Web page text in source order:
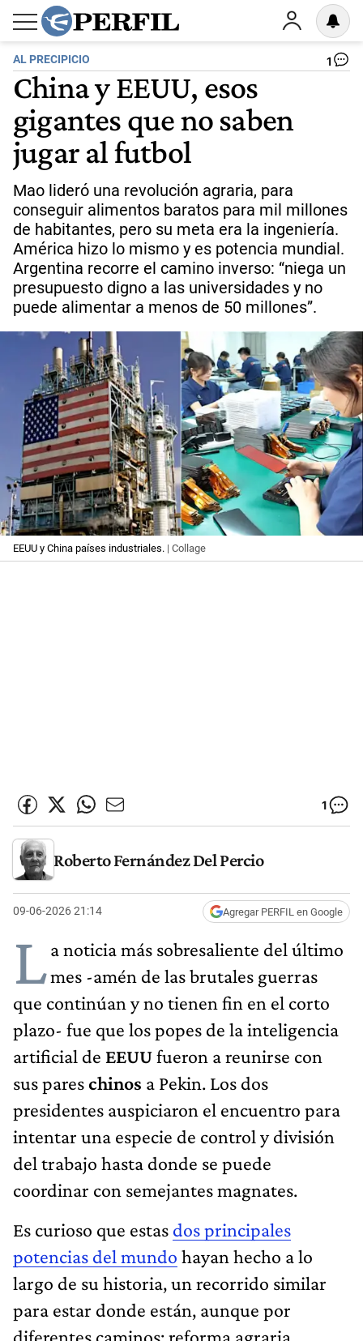
AL PRECIPICIO 1
China y EEUU, esos
gigantes que no saben
jugar al futbol
Mao lideró una revolución agraria, para
conseguir alimentos baratos para mil millones
de habitantes, pero su meta era la ingeniería.
América hizo lo mismo y es potencia mundial.
Argentina recorre el camino inverso: “niega un
presupuesto digno a las universidades y no
puede alimentar a menos de 50 millones”.
EEUU y China países industriales. | Collage
1
Roberto Fernández Del Percio
09-06-2026 21:14 Agregar PERFIL en Google
La noticia más sobresaliente del último
mes -amén de las brutales guerras
que continúan y no tienen fin en el corto
plazo- fue que los popes de la inteligencia
artificial de EEUUfueron a reunirse con
sus pareschinos a Pekin. Los dos
presidentes auspiciaron el encuentro para
intentar una especie de control y división
del trabajo hasta donde se puede
coordinar con semejantes magnates.
Es curioso que estas dos principales
potencias del mundo hayan hecho a lo
largo de su historia, un recorrido similar
para estar donde están, aunque por
diferentes caminos: reforma agraria,